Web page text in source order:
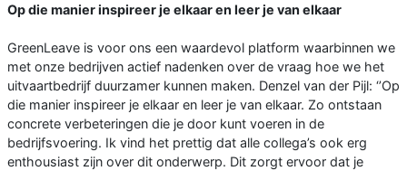
Op die manier inspireer je elkaar en leer je van elkaar
GreenLeave is voor ons een waardevol platform waarbinnen we
met onze bedrijven actief nadenken over de vraag hoe we het
uitvaartbedrijf duurzamer kunnen maken. Denzel van der Pijl: ‘’Op
die manier inspireer je elkaar en leer je van elkaar. Zo ontstaan
concrete verbeteringen die je door kunt voeren in de
bedrijfsvoering. Ik vind het prettig dat alle collega’s ook erg
enthousiast zijn over dit onderwerp. Dit zorgt ervoor dat je